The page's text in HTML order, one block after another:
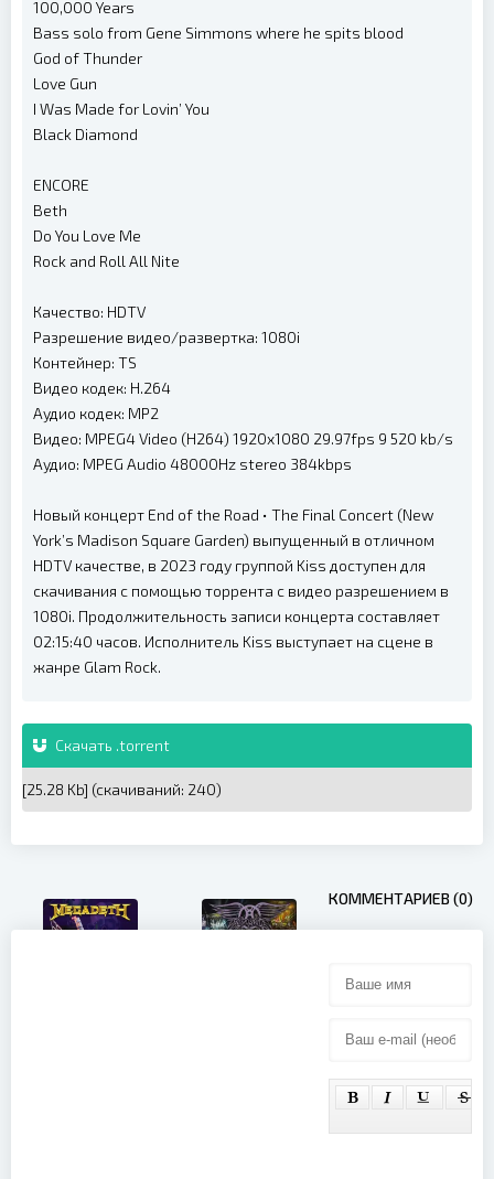
100,000 Years
Bass solo from Gene Simmons where he spits blood
God of Thunder
Love Gun
I Was Made for Lovin’ You
Black Diamond
ENCORE
Beth
Do You Love Me
Rock and Roll All Nite
Качество: HDTV
Разрешение видео/развертка: 1080i
Контейнер: TS
Видео кодек: H.264
Аудио кодек: MP2
Видео: MPEG4 Video (H264) 1920x1080 29.97fps 9 520 kb/s
Аудио: MPEG Audio 48000Hz stereo 384kbps
Новый концерт End of the Road • The Final Concert (New
York’s Madison Square Garden) выпущенный в отличном
HDTV качестве, в 2023 году группой Kiss доступен для
скачивания с помощью торрента с видео разрешением в
1080i. Продолжительность записи концерта составляет
02:15:40 часов. Исполнитель Kiss выступает на сцене в
жанре Glam Rock.
Скачать .torrent
[25.28 Kb] (cкачиваний: 240)
КОММЕНТАРИЕВ (0)